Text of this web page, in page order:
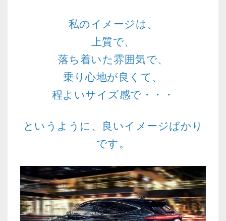
私のイメージは、
上質で、
落ち着いた雰囲気で、
乗り心地が良くて、
程よいサイズ感で・・・
というように、良いイメージばかり
です。